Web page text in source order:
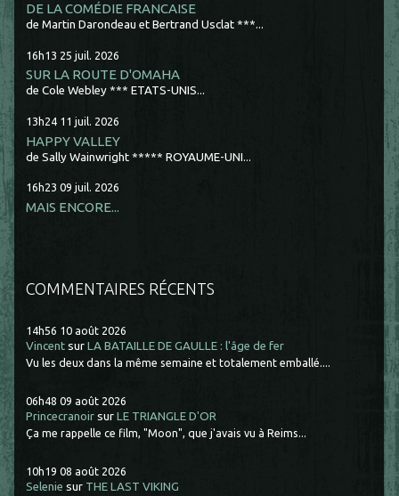
DE LA COMÉDIE FRANCAISE
de Martin Darondeau et Bertrand Usclat ***...
16h13 25 juil. 2026
SUR LA ROUTE D'OMAHA
de Cole Webley *** ETATS-UNIS...
13h24 11 juil. 2026
HAPPY VALLEY
de Sally Wainwright ***** ROYAUME-UNI...
16h23 09 juil. 2026
MAIS ENCORE...
COMMENTAIRES RÉCENTS
14h56 10 août 2026
Vincent surLA BATAILLE DE GAULLE : l'âge de fer
Vu les deux dans la même semaine et totalement emballé....
06h48 09 août 2026
Princecranoir surLE TRIANGLE D'OR
Ça me rappelle ce film, "Moon", que j'avais vu à Reims...
10h19 08 août 2026
Selenie sur THE LAST VIKING